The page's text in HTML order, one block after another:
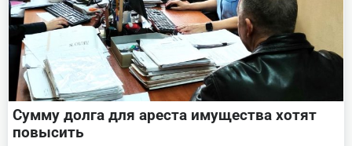
Сумму долга для ареста имущества хотят
повысить